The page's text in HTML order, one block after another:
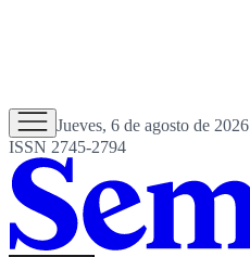
Jueves, 6 de agosto de 2026
ISSN 2745-2794